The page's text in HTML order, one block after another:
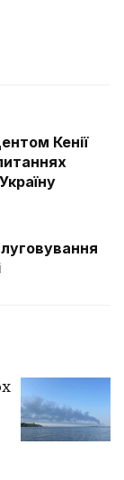
Кенії